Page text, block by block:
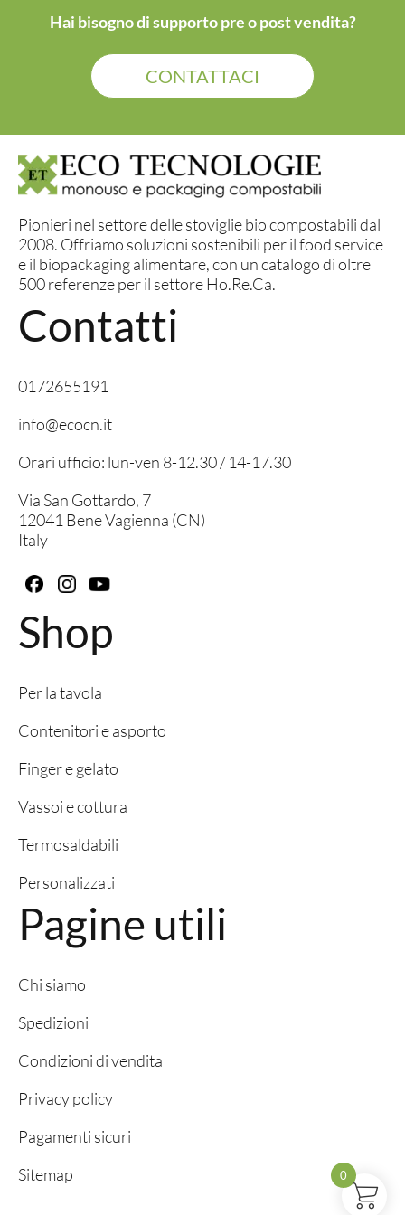
Hai bisogno di supporto pre o post vendita?
CONTATTACI
Pionieri nel settore delle stoviglie bio compostabili dal
2008. Offriamo soluzioni sostenibili per il food service
e il biopackaging alimentare, con un catalogo di oltre
500 referenze per il settore Ho.Re.Ca.
Contatti
0172655191
info@ecocn.it
Orari ufficio: lun-ven 8-12.30 / 14-17.30
Via San Gottardo, 7
12041 Bene Vagienna (CN)
Italy
Shop
Per la tavola
Contenitori e asporto
Finger e gelato
Vassoi e cottura
Termosaldabili
Personalizzati
Pagine utili
Chi siamo
Spedizioni
Condizioni di vendita
Privacy policy
Pagamenti sicuri
Sitemap
0